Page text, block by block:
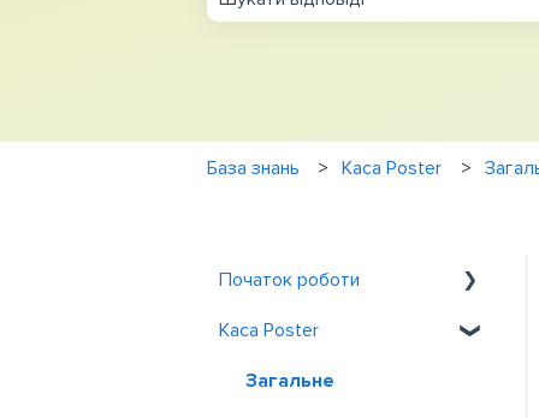
База знань Каса Poster
Початок роботи
Знайомство з Poster
Реєстрація та вхід
Каса Poster
Загальне